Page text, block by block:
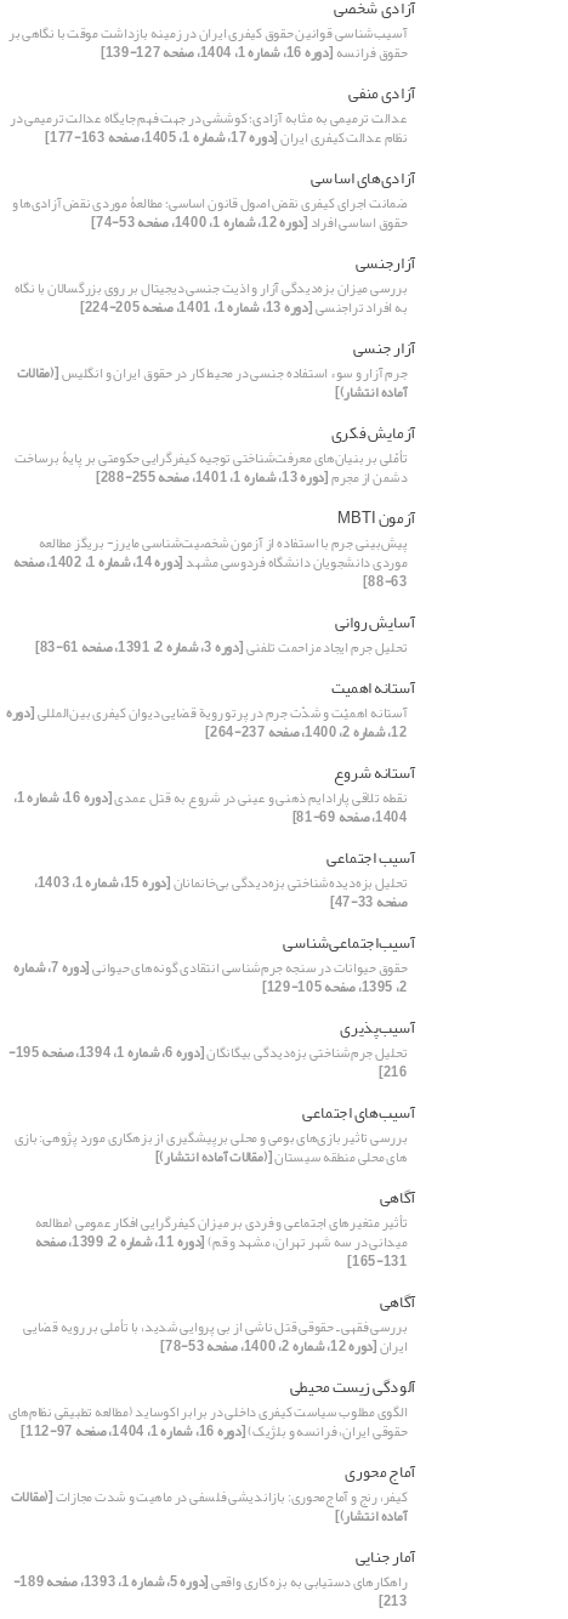
آزادی شخصی
آسیب‌شناسی قوانین حقوق کیفری ایران در زمینه بازداشت موقت با نگاهی بر
حقوق فرانسه[دوره 16، شماره 1، 1404، صفحه 127-139]
آزادی منفی
عدالت ترمیمی به مثابه آزادی؛ کوششی در جهت فهم جایگاه عدالت ترمیمی در
نظام عدالت کیفری ایران[دوره 17، شماره 1، 1405، صفحه 163-177]
آزادی‌های اساسی
ضمانت اجرای کیفری نقض اصول قانون اساسی؛ مطالعۀ موردی نقض آزادی‌ها و
حقوق اساسی افراد[دوره 12، شماره 1، 1400، صفحه 53-74]
آزار‌جنسی
بررسی میزان بزه‌دیدگی آزار و اذیت جنسی دیجیتال بر روی بزرگسالان با نگاه
به افراد تراجنسی[دوره 13، شماره 1، 1401، صفحه 205-224]
آزار جنسی
جرم آزار و سوء استفاده جنسی در محیط کار در حقوق ایران و انگلیس[(مقالات
آماده انتشار)]
آزمایش فکری
تأمّلی بر بنیان‌های معرفت‌شناختی توجیه کیفرگرایی حکومتی بر پایۀ برساخت
دشمن از مجرم[دوره 13، شماره 1، 1401، صفحه 255-288]
آزمون MBTI
پیش‌بینی جرم با استفاده از آزمون شخصیت‌شناسی مایرز- بریگز مطالعه
موردی دانشجویان دانشگاه فردوسی مشهد [دوره 14، شماره 1، 1402، صفحه
63-88]
آسایش روانی
تحلیل جرم ایجاد مزاحمت تلفنی[دوره 3، شماره 2، 1391، صفحه 61-83]
آستانه اهمیت
آستانه اهمیّت و شدّت جرم در پرتو رویة قضایی دیوان کیفری بین‌المللی[دوره
12، شماره 2، 1400، صفحه 237-264]
آستانه شروع
نقطه تلاقی پارادایم ذهنی و عینی در شروع به قتل عمدی [دوره 16، شماره 1،
1404، صفحه 69-81]
آسیب اجتماعی
تحلیل بزه‌دیده‌شناختی بزه‌دیدگی بی‌خانمانان [دوره 15، شماره 1، 1403،
صفحه 33-47]
آسیب‌اجتماعی‌شناسی
حقوق حیوانات در سنجه جرم‌شناسی انتقادی گونه‌های حیوانی [دوره 7، شماره
2، 1395، صفحه 105-129]
آسیب‌پذیری
تحلیل جرم‌شناختی بزه‌دیدگی بیگانگان [دوره 6، شماره 1، 1394، صفحه 195-
216]
آسیب‌های اجتماعی
بررسی تاثیر بازی‌های بومی و محلی برپیشگیری از بزهکاری مورد پژوهی: بازی
های محلی منطقه سیستان[(مقالات آماده انتشار)]
آگاهی
تأثیر متغیرهای اجتماعی و فردی بر میزان کیفرگرایی افکار عمومی (مطالعه
میدانی در سه شهر تهران، مشهد و قم) [دوره 11، شماره 2، 1399، صفحه
131-165]
آگاهی
بررسی فقهی ـ حقوقی قتل ناشی از بی پروایی شدید، با تأملی بر رویه قضایی
ایران[دوره 12، شماره 2، 1400، صفحه 53-78]
آلودگی زیست محیطی
الگوی مطلوب سیاست کیفری داخلی در برابر اکوساید (مطالعه تطبیقی نظام‌های
حقوقی ایران، فرانسه و بلژیک)[دوره 16، شماره 1، 1404، صفحه 97-112]
آماج محوری
کیفر، رنج و آماج‌محوری: بازاندیشی فلسفی در ماهیت و شدت مجازات[(مقالات
آماده انتشار)]
آمار جنایی
راهکارهای دستیابی به بزه کاری واقعی [دوره 5، شماره 1، 1393، صفحه 189-
213]